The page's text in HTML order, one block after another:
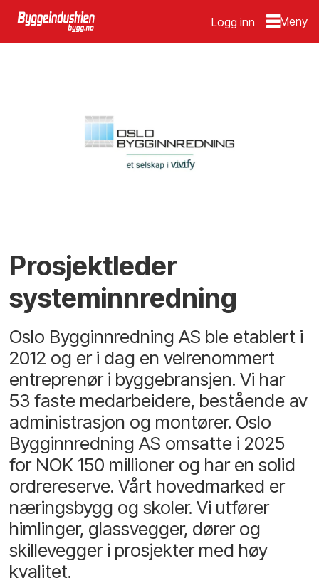
Logg inn
Prosjektleder
systeminnredning
Oslo Bygginnredning AS ble etablert i
2012 og er i dag en velrenommert
entreprenør i byggebransjen. Vi har
53 faste medarbeidere, bestående av
administrasjon og montører. Oslo
Bygginnredning AS omsatte i 2025
for NOK 150 millioner og har en solid
ordrereserve. Vårt hovedmarked er
næringsbygg og skoler. Vi utfører
himlinger, glassvegger, dører og
skillevegger i prosjekter med høy
kvalitet.